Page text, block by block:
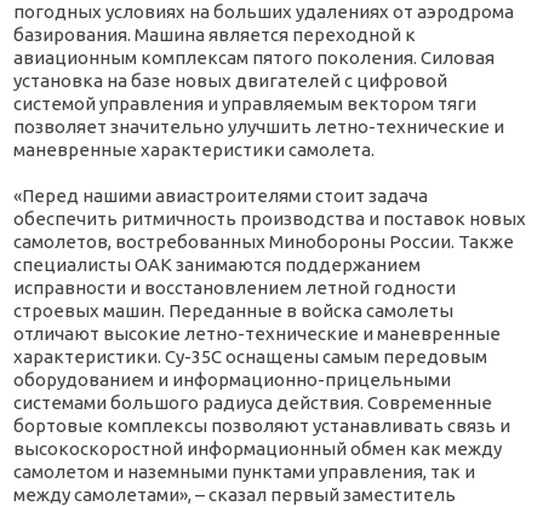
погодных условиях на больших удалениях от аэродрома
базирования. Машина является переходной к
авиационным комплексам пятого поколения. Силовая
установка на базе новых двигателей с цифровой
системой управления и управляемым вектором тяги
позволяет значительно улучшить летно-технические и
маневренные характеристики самолета.
«Перед нашими авиастроителями стоит задача
обеспечить ритмичность производства и поставок новых
самолетов, востребованных Минобороны России. Также
специалисты ОАК занимаются поддержанием
исправности и восстановлением летной годности
строевых машин. Переданные в войска самолеты
отличают высокие летно-технические и маневренные
характеристики. Су-35С оснащены самым передовым
оборудованием и информационно-прицельными
системами большого радиуса действия. Современные
бортовые комплексы позволяют устанавливать связь и
высокоскоростной информационный обмен как между
самолетом и наземными пунктами управления, так и
между самолетами», – сказал первый заместитель